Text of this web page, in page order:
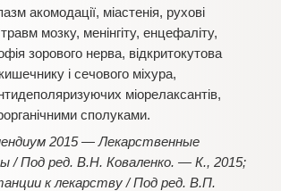
акомодації, міастенія, рухові
мозку, менінгіту, енцефаліту,
зорового нерва, відкритокутова
і сечового міхура,
міорелаксантів,
сполуками.
2015 — Лекарственные
/ Под ред. В.Н. Коваленко. — К., 2015;
к лекарству / Под ред. В.П.